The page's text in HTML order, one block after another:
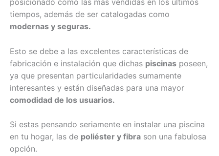
posicionado como las más vendidas en los últimos
tiempos, además de ser catalogadas como
modernas y seguras.
Esto se debe a las excelentes características de
fabricación e instalación que dichas piscinas poseen,
ya que presentan particularidades sumamente
interesantes y están diseñadas para una mayor
comodidad de los usuarios.
Si estas pensando seriamente en instalar una piscina
en tu hogar, las de poliéster y fibra son una fabulosa
opción.